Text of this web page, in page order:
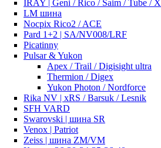
IRAY | Geni / Rico / Saim / Tube /
LM шина
Nocpix Rico2 / ACE
Pard 1+2 | SA/NV008/LRF
Picatinny
Pulsar & Yukon
Apex / Trail / Digisight ultra
Thermion / Digex
Yukon Photon / Nordforce
Rika NV | xRS / Barsuk / Lesnik
SFH VARD
Swarovski | шина SR
Venox | Patriot
Zeiss | шина ZM/VM